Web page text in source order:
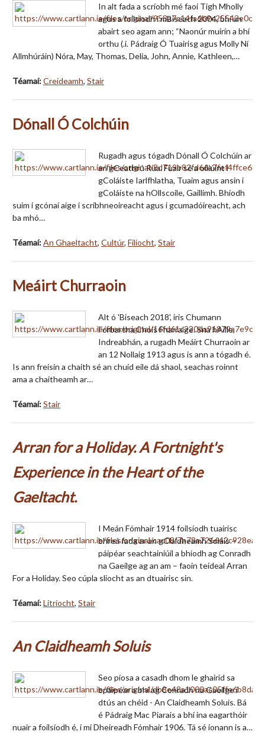
In alt fada a scríobh mé faoi Tigh Mholly
agus a foilsíodh i mBiseach 2004, bhí an
abairt seo agam ann; “Naonúr muirín a bhí
orthu (.i. Pádraig Ó Tuairisg agus Molly Ní
Allmhúráin) Nóra, May, Thomas, Delia, John, Annie, Kathleen,…
Téamaí:Creideamh, Stair
Dónall Ó Colchúin
Rugadh agus tógadh Dónall Ó Colchúin ar
an gCeathrú Rua. Fuair sé a oiliúint i
gColáiste Iarlfhlatha, Tuaim agus ansin i
gColáiste na hOllscoile, Gaillimh. Bhíodh
suim i gcónaí aige i scríbhneoireacht agus i gcumadóireacht, ach
ba mhó…
Téamaí:An Ghaeltacht, Cultúr, Filíocht, Stair
Meáirt Churraoin
Alt ó 'Biseach 2018', iris Chumann
Forbartha Chois Fharraige. Sna hAille,
Indreabhán, a rugadh Meáirt Churraoin ar
an 12 Nollaig 1913 agus is ann a tógadh é.
Is ann freisin a chaith sé an chuid eile dá shaol, seachas roinnt
ama a chaitheamh ar…
Téamaí:Stair
Arran for a Holiday. A Fortnight's
Experience in the Heart of the
Gaeltacht.
I Meán Fómhair 1914 foilsíodh tuairisc
bhreá fada ar an gClaidheamh Solais –
páipéar seachtainiúil a bhíodh ag Conradh
na Gaeilge ag an am – faoin teideal Arran
For a Holiday. Seo cúpla sliocht as an dtuairisc sin.
Téamaí:Litríocht, Stair
An Claidheamh Soluis
Seo píosa a casadh dhom le ghairid sa
bpáipéar a bhí ag Conradh na Gaeilge i
dtús an chéid - An Claidheamh Soluis. Bá
é Pádraig Mac Piarais a bhí ina eagarthóir
nuair a foilsíodh é, i mí Dheireadh Fómhair 1906. Tá sé ionann is a…